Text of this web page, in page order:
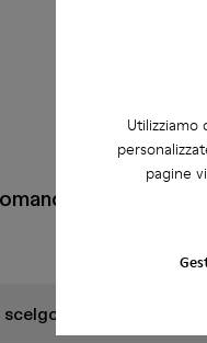
pagine
Frequenti
scelgo le scarpe